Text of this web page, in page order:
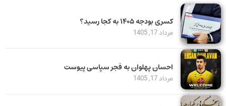
کسری بودجه ۱۴۰۵ به کجا رسید؟
مرداد 17, 1405
احسان پهلوان به فجر سپاسی پیوست
مرداد 17, 1405